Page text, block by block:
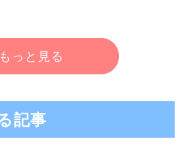
もっと見る
記事